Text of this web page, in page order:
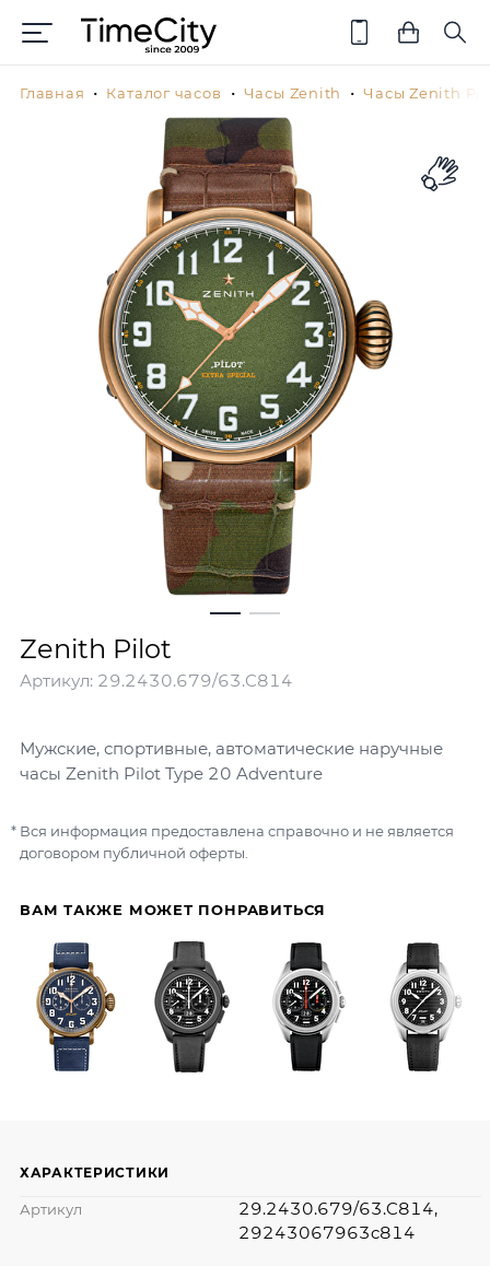
Главная Каталог часов Часы Zenith Часы Zenith
Zenith Pilot
Артикул: 29.2430.679/63.C814
Мужские, спортивные, автоматические наручные
часы Zenith Pilot Type 20 Adventure
ВАМ ТАКЖЕ МОЖЕТ ПОНРАВИТЬСЯ
Вся информация предоставлена справочно и не является
договором публичной оферты.
ХАРАКТЕРИСТИКИ
Артикул
29.2430.679/63.C814,
29243067963c814